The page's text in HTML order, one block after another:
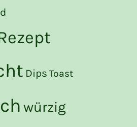
Dips Toast
würzig